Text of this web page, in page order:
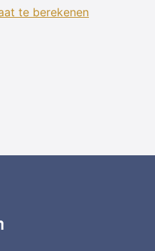
te berekenen